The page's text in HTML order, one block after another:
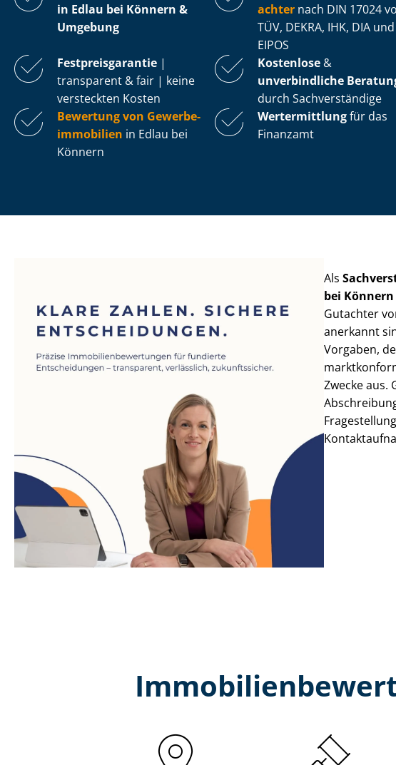
in Edlau bei Könnern &
Umgebung
ach­ter nach DIN 17024
TÜV, DEKRA, IHK, DIA und
EIPOS
Fest­preis­ga­ran­tie |
transparent & fair | keine
versteckten Kosten
Kostenlose &
unverbindliche
durch Sachverständige
Bewertung von Ge­wer­be­
im­mo­bi­li­en in Edlau bei
Könnern
Wertermittlungfür das
Finanzamt
Als
bei Könnern
Gutachter
anerkannt
Vorgaben,
Zwecke aus.